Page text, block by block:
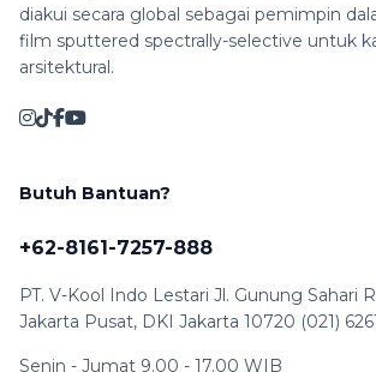
diakui secara global sebagai pemimpin
film sputtered spectrally-selective untuk
arsitektural.
Butuh Bantuan?
+62-8161-7257-888
PT. V-Kool Indo Lestari Jl. Gunung Sahari
Jakarta Pusat, DKI Jakarta 10720 (021)
Senin - Jumat 9.00 - 17.00 WIB